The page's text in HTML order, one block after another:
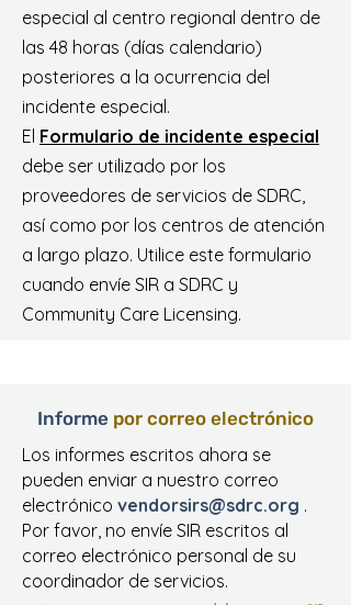
especial al centro regional dentro de
las 48 horas (días calendario)
posteriores a la ocurrencia del
incidente especial.
El Formulario de incidente especial
debe ser utilizado por los
proveedores de servicios de SDRC,
así como por los centros de atención
a largo plazo. Utilice este formulario
cuando envíe SIR a SDRC y
Community Care Licensing.
Informe por correo electrónico
Los informes escritos ahora se
pueden enviar a nuestro correo
electrónico vendorsirs@sdrc.org .
Por favor, no envíe SIR escritos al
correo electrónico personal de su
coordinador de servicios.